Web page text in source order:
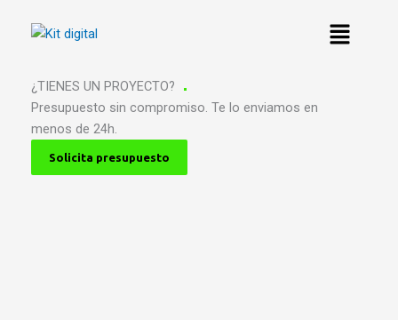
¿TIENES UN PROYECTO?
Presupuesto sin compromiso. Te lo enviamos en
menos de 24h.
Solicita presupuesto